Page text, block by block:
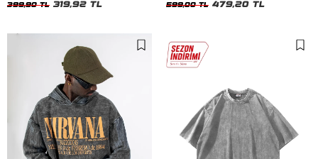
399,90 TL 319,92 TL 599,00 TL 479,20 TL